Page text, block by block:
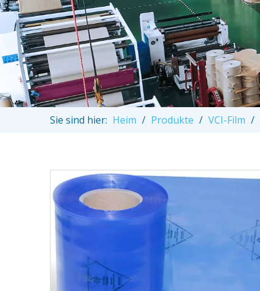
Sie sind hier: Heim / Produkte / VCI-Film /